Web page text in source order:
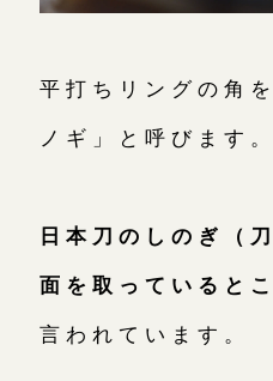
平打ちリングの角
ノギ」と呼びます
日本刀のしのぎ（
面を取っていると
言われています。